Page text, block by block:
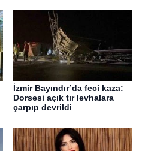
İzmir Bayındır’da feci kaza:
Dorsesi açık tır levhalara
çarpıp devrildi